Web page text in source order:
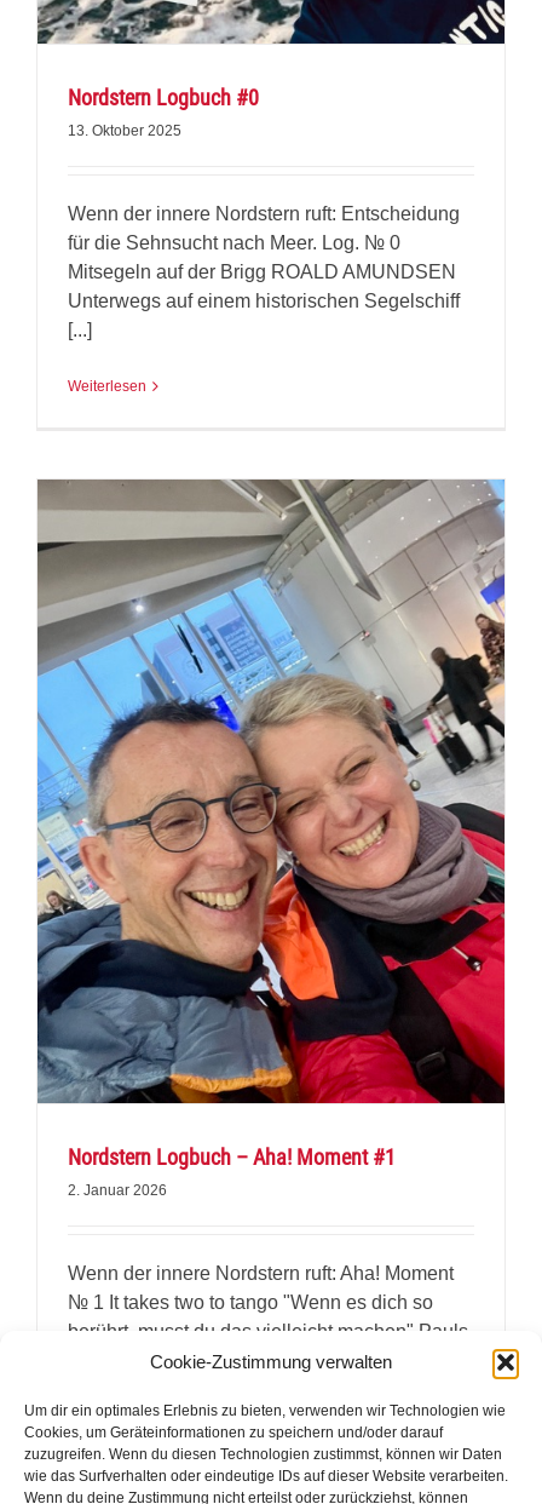
Cookie-Zustimmung verwalten
Um dir ein optimales Erlebnis zu bieten, verwenden wir Technologien wie
Cookies, um Geräteinformationen zu speichern und/oder darauf
zuzugreifen. Wenn du diesen Technologien zustimmst, können wir Daten
wie das Surfverhalten oder eindeutige IDs auf dieser Website verarbeiten.
Wenn du deine Zustimmung nicht erteilst oder zurückziehst, können
Nordstern Logbuch #0
13. Oktober 2025
Wenn der innere Nordstern ruft: Entscheidung
für die Sehnsucht nach Meer. Log. № 0
Mitsegeln auf der Brigg ROALD AMUNDSEN
Unterwegs auf einem historischen Segelschiff
[...]
Weiterlesen
Nordstern Logbuch – Aha! Moment #1
2. Januar 2026
Wenn der innere Nordstern ruft: Aha! Moment
№ 1 It takes two to tango "Wenn es dich so
berührt, musst du das vielleicht machen" Pauls
Worte, [...]
Weiterlesen